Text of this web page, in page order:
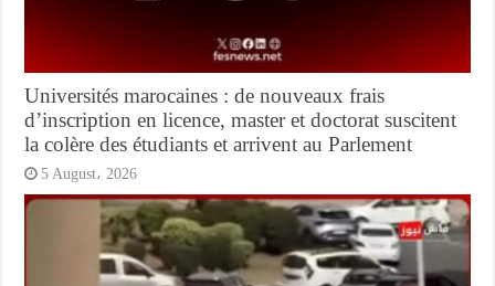
Universités marocaines : de nouveaux frais
d’inscription en licence, master et doctorat suscitent
la colère des étudiants et arrivent au Parlement
5 August، 2026